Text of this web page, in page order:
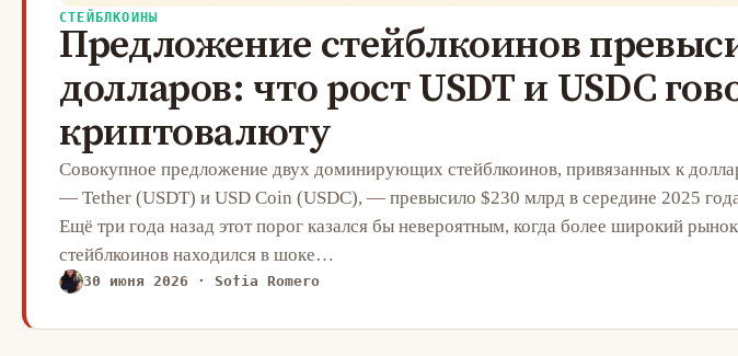
СТЕЙБЛКОИНЫ
Предложение стейблкоинов
долларов: что рост USDT и USDC
криптовалюту
Совокупное предложение двух доминирующих стейблкоинов, привязанных к
— Tether (USDT) и USD Coin (USDC), — превысило $230 млрд в середине 2025
Ещё три года назад этот порог казался бы невероятным, когда более широкий рынок
стейблкоинов находился в шоке…
30 июня 2026 · Sofia Romero